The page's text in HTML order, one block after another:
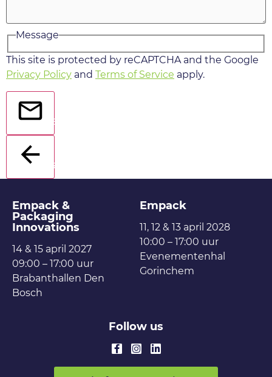
Message
This site is protected by reCAPTCHA and the Google
Privacy Policy and Terms of Service apply.
Send
Back
Empack &
Packaging
Innovations
14 & 15 april 2027
09:00 – 17:00 uur
Brabanthallen Den
Bosch
Empack
11, 12 & 13 april 2028
10:00 – 17:00 uur
Evenementenhal
Gorinchem
Follow us